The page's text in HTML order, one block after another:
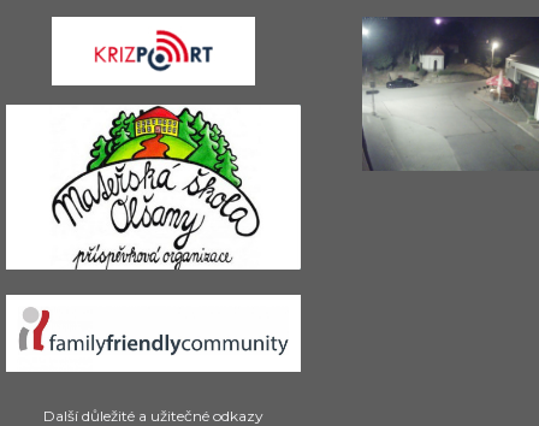
Další důležité a užitečné odkazy